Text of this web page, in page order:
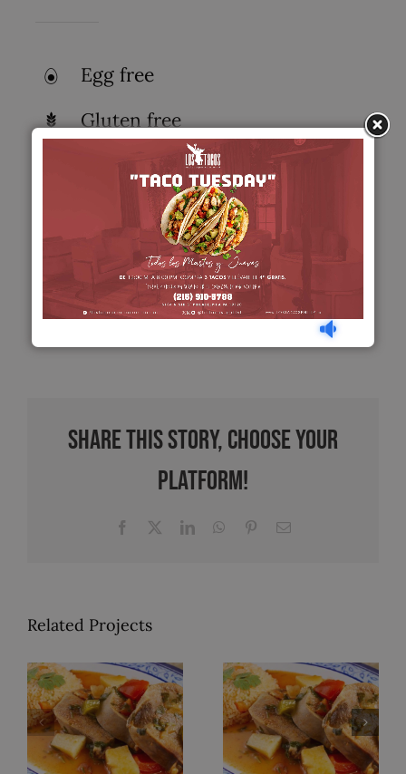
Egg free
Gluten free
Lactose free
Nut free
Share This Story, Choose Your
Platform!
Facebook LinkedInWhatsApp
PinterestEmail
Related Projects
Pollo a la
Mexicana
Lengua en
Salsa